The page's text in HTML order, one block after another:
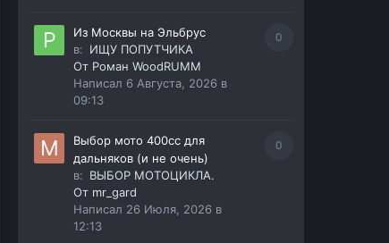
0
Из Москвы на Эльбрус
в: ИЩУ ПОПУТЧИКА
От Роман WoodRUMM
Написал 6 Августа, 2026 в
09:13
0
Выбор мото 400сс для
дальняков (и не очень)
в: ВЫБОР МОТОЦИКЛА.
От mr_gard
Написал 26 Июля, 2026 в
12:13